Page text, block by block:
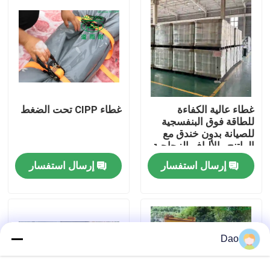
جولة في المعمل
رقابة جودة
اتصل بنا
أخبار
معدات الأشعة فوق البنفسجية CIPP
الأشعة فوق البنفسجية علاجه CIPP
غطاء عالية الكفاءة
للطاقة فوق البنفسجية
للصيانة بدون خندق مع
الراتنج والألياف الزجاجية
إرسال استفسار
غطاء CIPP تحت الضغط
إرسال استفسار
Dao